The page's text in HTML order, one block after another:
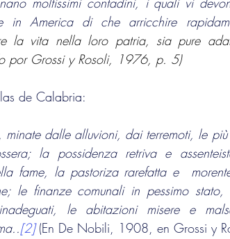
por Grossi y Rosoli, 1976, p. 5)
de Calabria:
minate dalle alluvioni, dai terremoti, le
fame, la pastoriza rarefatta e
le finanze comunali in pessimo stato,
[2] (En De Nobili, 1908, en Grossi y